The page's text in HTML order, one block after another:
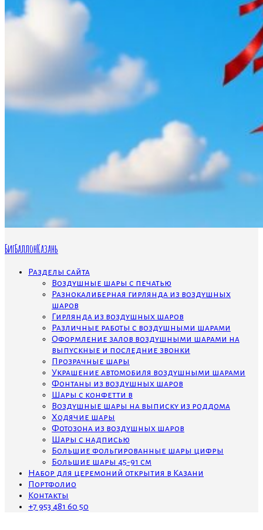
БигБаллонКазань
Разделы сайта
Воздушные шары с печатью
Разнокалиберная гирлянда из воздушных
шаров
Гирлянда из воздушных шаров
Различные работы с воздушными шарами
Оформление залов воздушными шарами на
выпускные и последние звонки
Прозрачные шары
Украшение автомобиля воздушными шарами
Фонтаны из воздушных шаров
Шары с конфетти в
Воздушные шары на выписку из роддома
Ходячие шары
Фотозона из воздушных шаров
Шары с надписью
Большие фольгированные шары цифры
Большие шары 45-91 см
Набор для церемоний открытия в Казани
Портфолио
Контакты
+7 953 481 60 50